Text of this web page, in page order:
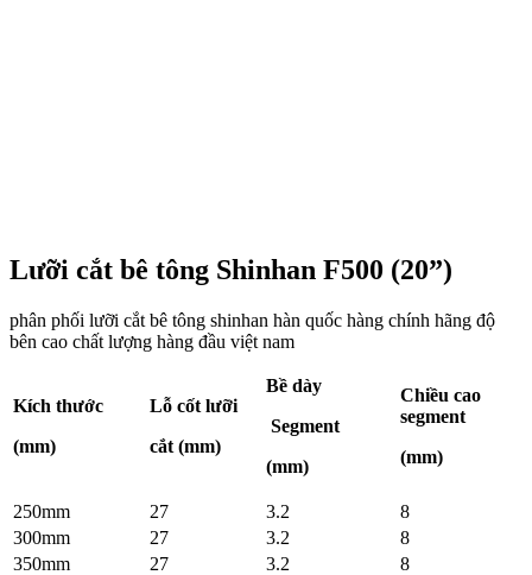
Lưỡi cắt bê tông Shinhan F500 (20”)
phân phối lưỡi cắt bê tông shinhan hàn quốc hàng chính hãng độ
bên cao chất lượng hàng đầu việt nam
Kích thước
(mm)
Lỗ cốt lưỡi
cắt (mm)
Bề dày
Segment
(mm)
Chiều cao
segment
(mm)
250mm 27 3.2
8
300mm
27 3.2
8
350mm
27 3.2
8